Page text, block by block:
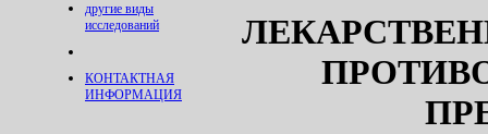
другие виды
исследований
КОНТАКТНАЯ
ИНФОРМАЦИЯ